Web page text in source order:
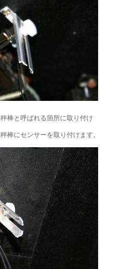
棒と呼ばれる箇所に取り付け
棒にセンサーを取り付けます。